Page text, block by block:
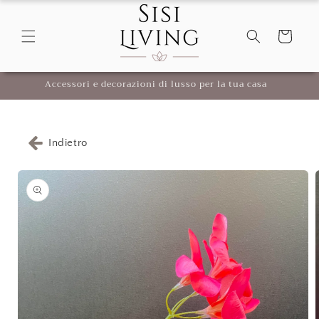
Vai
ai contenuti
Carrello
Accessori e decorazioni di lusso per la tua casa
Indietro
informazioni
sul
prodotto